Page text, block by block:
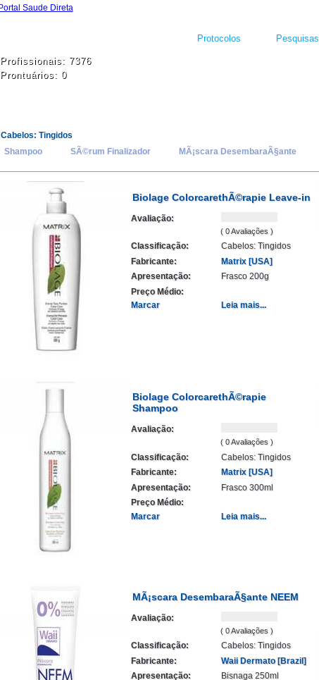
Protocolos Pesquisas
Profissionais: 7376
Prontuários: 0
Cabelos: Tingidos
Shampoo
SÃ©rum Finalizador MÃ¡scara DesembaraÃ§ante
Biolage ColorcarethÃ©rapie Leave-in
Avaliação:
( 0 Avaliações )
Classificação:
Cabelos: Tingidos
Fabricante:
Matrix [USA]
Apresentação:
Frasco 200g
Preço Médio:
Marcar
Leia mais...
Biolage ColorcarethÃ©rapie
Shampoo
Avaliação:
( 0 Avaliações )
Classificação:
Cabelos: Tingidos
Fabricante:
Matrix [USA]
Apresentação:
Frasco 300ml
Preço Médio:
Marcar
Leia mais...
MÃ¡scara DesembaraÃ§ante NEEM
Avaliação:
( 0 Avaliações )
Classificação:
Cabelos: Tingidos
Fabricante:
Waii Dermato [Brazil]
Apresentação:
Bisnaga 250ml